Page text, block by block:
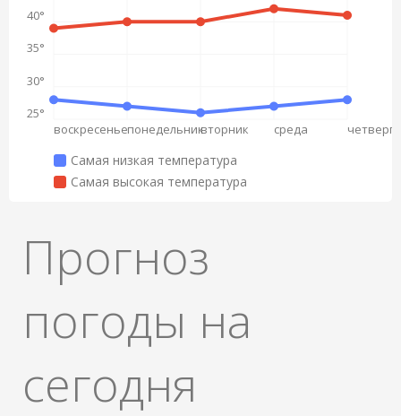
воскресеньепонедельниквторник среда четверг
25°
30°
35°
40°
Самая низкая температура
Самая высокая температура
Прогноз
погоды на
сегодня